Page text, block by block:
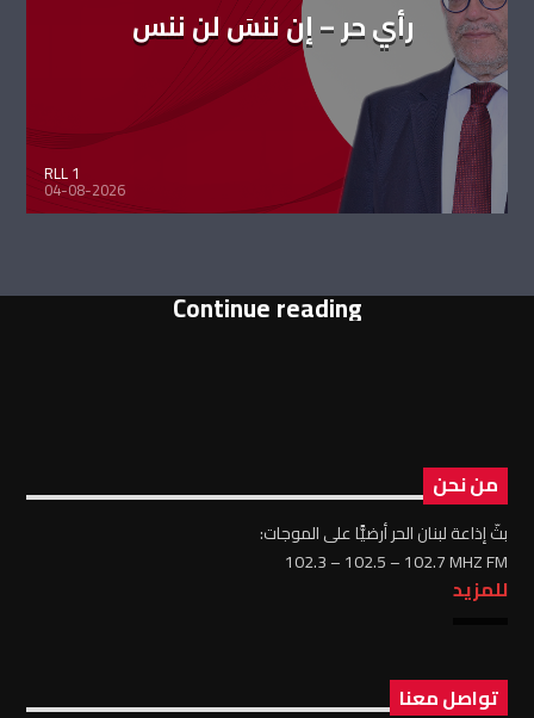
رأي حر – إن ننسَ لن ننس
RLL 1
04-08-2026
Continue reading
من نحن
بثّ إذاعة لبنان الحر أرضيًّا على الموجات:
102.3 – 102.5 – 102.7 MHZ FM
للمزيد
تواصل معنا